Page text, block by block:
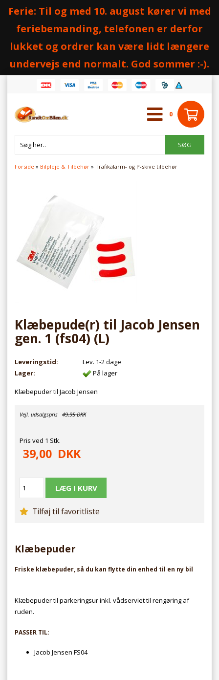
Ferie: Til og med 10. august kører vi med
feriebemanding, telefonen er derfor
lukket og ordrer kan være lidt længere
undervejs end normalt. God sommer :-).
0
Forside » Bilpleje & Tilbehør » Trafikalarm- og P-skive tilbehør
Klæbepude(r) til Jacob Jensen
gen. 1 (fs04) (L)
Leveringstid:
Lev. 1-2 dage
Lager:
På lager
Klæbepuder til Jacob Jensen
Vejl. udsalgspris 49,95 DKK
Pris ved 1 Stk.
39,00 DKK
Tilføj til favoritliste
Klæbepuder
Friske klæbepuder, så du kan flytte din enhed til en ny bil
Klæbepuder til parkeringsur inkl. vådserviet til rengøring af
ruden.
PASSER TIL:
Jacob Jensen FS04